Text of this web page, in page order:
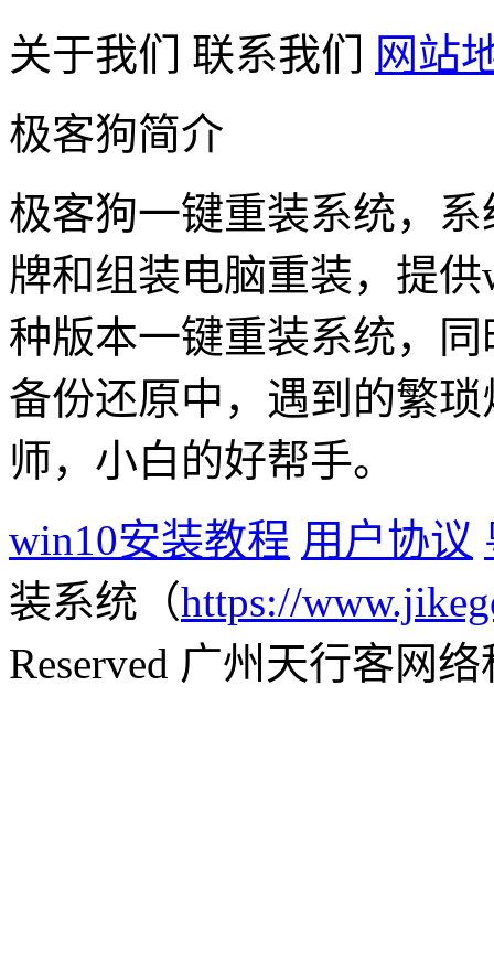
关于我们
联系我们
网站
极客狗简介
极客狗一键重装系统，
牌和组装电脑重装，提
种版本一键重装系统，
备份还原中，遇到的繁
师，小白的好帮手。
win10安装教程 用户协议
装系统（https://
Reserved 广州天行客网